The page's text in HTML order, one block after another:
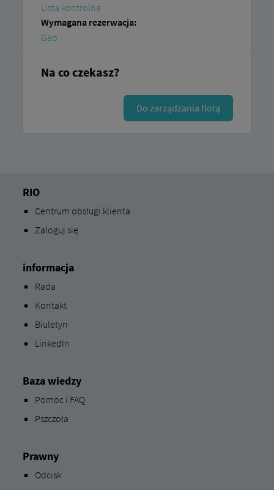
Lista kontrolna
Wymagana rezerwacja:
Geo
Na co czekasz?
Do zarządzania flotą
RIO
Centrum obsługi klienta
Zaloguj się
informacja
Rada
Kontakt
Biuletyn
LinkedIn
Baza wiedzy
Pomoc i FAQ
Pszczoła
Prawny
Odcisk